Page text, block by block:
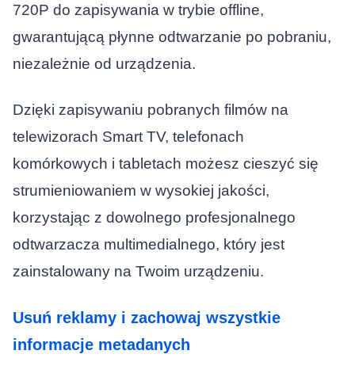
720P do zapisywania w trybie offline,
gwarantującą płynne odtwarzanie po pobraniu,
niezależnie od urządzenia.
Dzięki zapisywaniu pobranych filmów na
telewizorach Smart TV, telefonach
komórkowych i tabletach możesz cieszyć się
strumieniowaniem w wysokiej jakości,
korzystając z dowolnego profesjonalnego
odtwarzacza multimedialnego, który jest
zainstalowany na Twoim urządzeniu.
Usuń reklamy i zachowaj wszystkie
informacje metadanych